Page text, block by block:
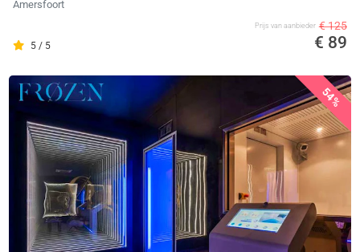
Amersfoort
5 / 5
Prijs van aanbieder € 125
€ 89
54%